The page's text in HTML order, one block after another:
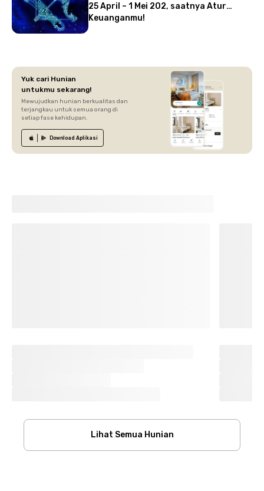
25 April – 1 Mei 202, saatnya Atur
Keuanganmu!
Yuk cari Hunian
untukmu sekarang!
Mewujudkan hunian berkualitas dan
terjangkau untuk semua orang di
setiap fase kehidupan.
Download Aplikasi
Lihat Semua Hunian